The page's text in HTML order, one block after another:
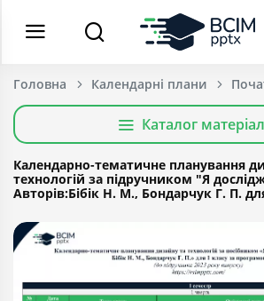
Головна Календарні плани
Каталог
Календарно-тематичне планування
технологій за підручником "Я
Авторів:Бібік Н. М., Бондарчук Г. П.